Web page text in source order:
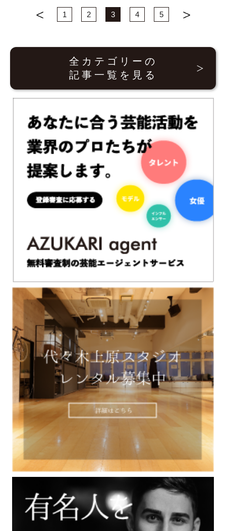
1 2 3 4 5
全カテゴリーの
記事一覧を見る